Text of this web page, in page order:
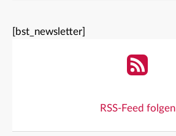
[bst_newsletter]
RSS-Feed folgen